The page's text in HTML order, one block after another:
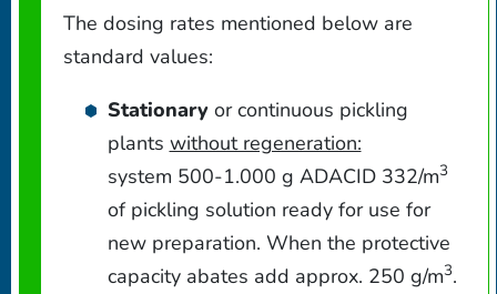
The dosing rates mentioned below are
standard values:
Stationaryor continuous pickling
plants without regeneration:
system 500-1.000 g ADACID 332/m3
of pickling solution ready for use for
new preparation. When the protective
capacity abates add approx. 250 g/m3.